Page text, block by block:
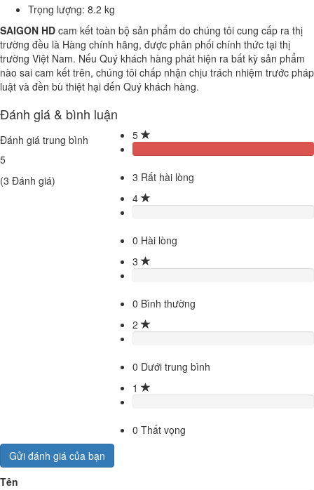
Trọng lượng: 8.2 kg
SAIGON HD cam kết toàn bộ sản phẩm do chúng tôi cung cấp ra thị
trường đều là Hàng chính hãng, được phân phối chính thức tại thị
trường Việt Nam. Nếu Quý khách hàng phát hiện ra bất kỳ sản phẩm
nào sai cam kết trên, chúng tôi chấp nhận chịu trách nhiệm trước pháp
luật và đền bù thiệt hại đến Quý khách hàng.
Đánh giá & bình luận
Đánh giá trung bình
5
(3 Đánh giá)
5
3 Rất hài lòng
4
0 Hài lòng
3
0 Bình thường
2
0 Dưới trung bình
1
0 Thất vọng
Gửi đánh giá của bạn
Tên